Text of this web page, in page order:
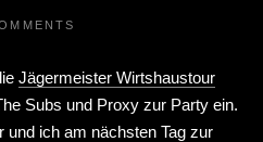
Jägermeister Wirtshaustour
Subs und Proxy zur Party ein.
und ich am nächsten Tag zur